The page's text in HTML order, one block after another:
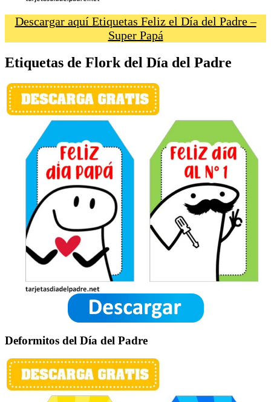
Descargar aquí Etiquetas Feliz el Día del Padre –
Super Papá
Etiquetas de Flork del Día del Padre
Deformitos del Día del Padre